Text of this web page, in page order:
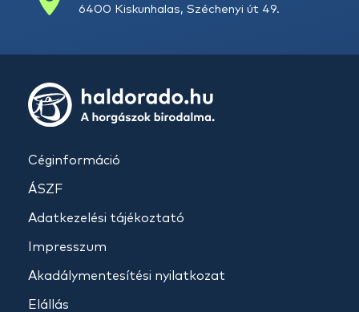
6400 Kiskunhalas, Széchenyi út 49.
Céginformáció
ÁSZF
Adatkezelési tájékoztató
Impresszum
Akadálymentesítési nyilatkozat
Elállás